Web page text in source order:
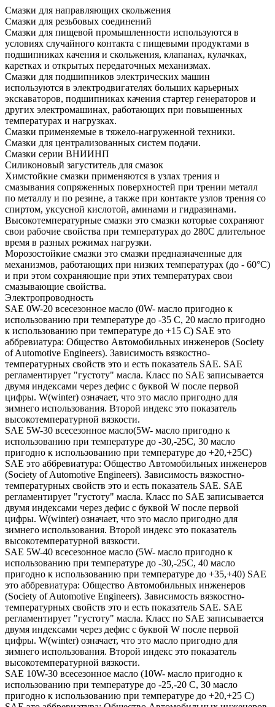
Смазки для направляющих скольжения
Смазки для резьбовых соединений
Смазки для пищевой промышленности используются в
условиях случайного контакта с пищевыми продуктами в
подшипниках качения и скольжения, клапанах, кулачках,
каретках и открытых передаточных механизмах.
Смазки для подшипников электрических машин
используются в электродвигателях больших карьерных
экскаваторов, подшипниках качения стартер генераторов и
других электромашинах, работающих при повышенных
температурах и нагрузках.
Смазки применяемые в тяжело-нагруженной техники.
Смазки для централизованных систем подачи.
Смазки серии ВНИИНП
Силиконовый загуститель для смазок
Химстойкие смазки применяются в узлах трения и
смазывания сопряженных поверхностей при трении металл
по металлу и по резине, а также при контакте узлов трения со
спиртом, уксусной кислотой, аминами и гидразинами.
Высокотемпературные смазки это смазки которые сохраняют
свои рабочие свойства при температурах до 280С длительное
время в разных режимах нагрузки.
Морозостойкие смазки это смазки предназначенные для
механизмов, работающих при низких температурах (до - 60°С)
и при этом сохраняющие при этих температурах свои
смазывающие свойства.
Электропроводность
SAE 0W-20 всесезонное масло (0W- масло пригодно к
использованию при температуре до -35 С, 20 масло пригодно
к использованию при температуре до +15 С) SAE это
аббревиатура: Общество Автомобильных инженеров (Society
of Automotive Engineers). Зависимость вязкостно-
температурных свойств это и есть показатель SAE. SAE
регламентирует "густоту" масла. Класс по SAE записывается
двумя индексами через дефис с буквой W после первой
цифры. W(winter) означает, что это масло пригодно для
зимнего использования. Второй индекс это показатель
высокотемпературной вязкости.
SAE 5W-30 всесезонное масло(5W- масло пригодно к
использованию при температуре до -30,-25С, 30 масло
пригодно к использованию при температуре до +20,+25С)
SAE это аббревиатура: Общество Автомобильных инженеров
(Society of Automotive Engineers). Зависимость вязкостно-
температурных свойств это и есть показатель SAE. SAE
регламентирует "густоту" масла. Класс по SAE записывается
двумя индексами через дефис с буквой W после первой
цифры. W(winter) означает, что это масло пригодно для
зимнего использования. Второй индекс это показатель
высокотемпературной вязкости.
SAE 5W-40 всесезонное масло (5W- масло пригодно к
использованию при температуре до -30,-25С, 40 масло
пригодно к использованию при температуре до +35,+40) SAE
это аббревиатура: Общество Автомобильных инженеров
(Society of Automotive Engineers). Зависимость вязкостно-
температурных свойств это и есть показатель SAE. SAE
регламентирует "густоту" масла. Класс по SAE записывается
двумя индексами через дефис с буквой W после первой
цифры. W(winter) означает, что это масло пригодно для
зимнего использования. Второй индекс это показатель
высокотемпературной вязкости.
SAE 10W-30 всесезонное масло (10W- масло пригодно к
использованию при температуре до -25,-20 С, 30 масло
пригодно к использованию при температуре до +20,+25 С)